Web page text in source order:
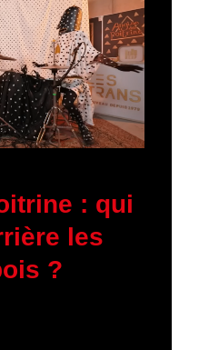
: qui
les
?